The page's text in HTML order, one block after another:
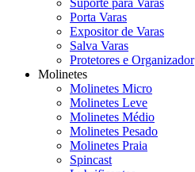
Suporte para Varas
Porta Varas
Expositor de Varas
Salva Varas
Protetores e Organizador
Molinetes
Molinetes Micro
Molinetes Leve
Molinetes Médio
Molinetes Pesado
Molinetes Praia
Spincast